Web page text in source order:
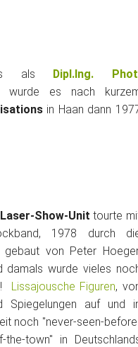
als Dipl.Ing.
es nach
in Haan dann
Laser-Show-Unit tourte
1978 durch
von Peter
damals wurde vieles
Lissajousche Figuren,
Spiegelungen auf und
noch "never-seen-
the-town" in